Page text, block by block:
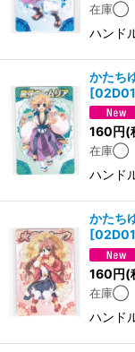
在庫◯
ハンド
かたち
[
160円(
在庫◯
ハンド
かたち
[
160円(
在庫◯
ハンド